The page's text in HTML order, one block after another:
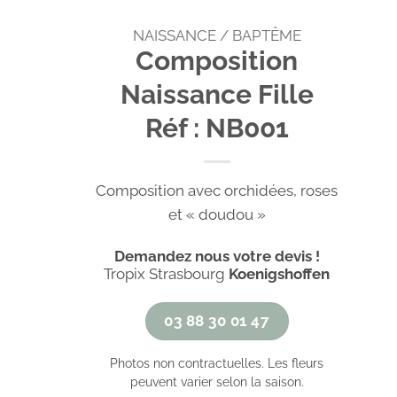
NAISSANCE / BAPTÊME
Composition
Naissance Fille
Réf : NB001
Composition avec orchidées, roses
et « doudou »
Demandez nous votre devis !
Tropix Strasbourg Koenigshoffen
03 88 30 01 47
Photos non contractuelles. Les fleurs
peuvent varier selon la saison.